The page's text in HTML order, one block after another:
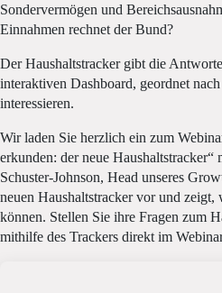
Sondervermögen und
Einnahmen rechnet der Bund?
Der Haushaltstracker gibt die
interaktiven Dashboard, geordnet
interessieren.
Wir laden Sie herzlich ein zum
erkunden: der neue
Schuster-Johnson, Head unseres
neuen Haushaltstracker vor und
können. Stellen Sie ihre Fragen zum
mithilfe des Trackers direkt im